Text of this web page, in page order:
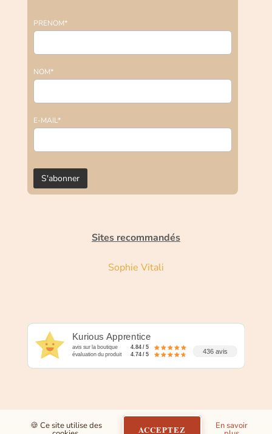
PRENOM*
NOM*
E-MAIL*
Sites recommandés
Sophie Vitali
Kurious Apprentice
avis sur la boutique
4.84 / 5
évaluation du produit
4.74 / 5 436 avis
🍪 Ce site utilise des ACCEPTEZ En savoir